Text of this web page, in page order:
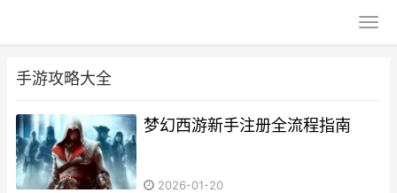
手游攻略大全
梦幻西游新手注册全流程指南
2026-01-20